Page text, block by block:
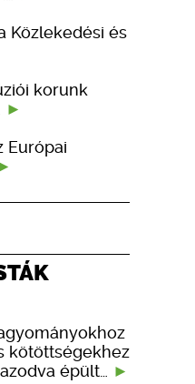
Közlekedési és
korunk
Európai
kötöttségekhez
épült…